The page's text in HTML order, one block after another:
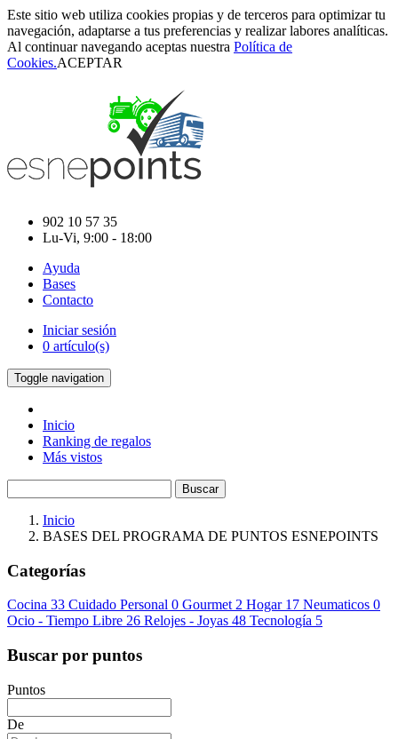
Este sitio web utiliza cookies propias y de terceros para optimizar tu
navegación, adaptarse a tus preferencias y realizar labores analíticas.
Al continuar navegando aceptas nuestra Política de
Cookies.ACEPTAR
902 10 57 35
Lu-Vi, 9:00 - 18:00
Ayuda
Bases
Contacto
Iniciar sesión
0 artículo(s)
Toggle navigation
Inicio
Ranking de regalos
Más vistos
Buscar
Inicio
BASES DEL PROGRAMA DE PUNTOS ESNEPOINTS
Categorías
Cocina 33 Cuidado Personal 0 Gourmet 2 Hogar 17 Neumaticos 0
Ocio - Tiempo Libre 26 Relojes - Joyas 48 Tecnología 5
Buscar por puntos
Puntos
De